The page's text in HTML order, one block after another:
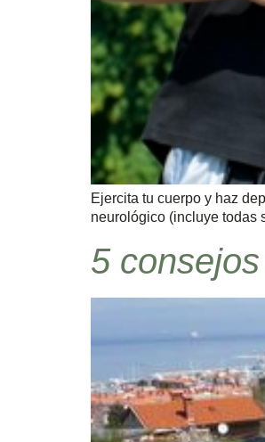
Ejercita tu cuerpo y haz
neurológico (incluye todas
5